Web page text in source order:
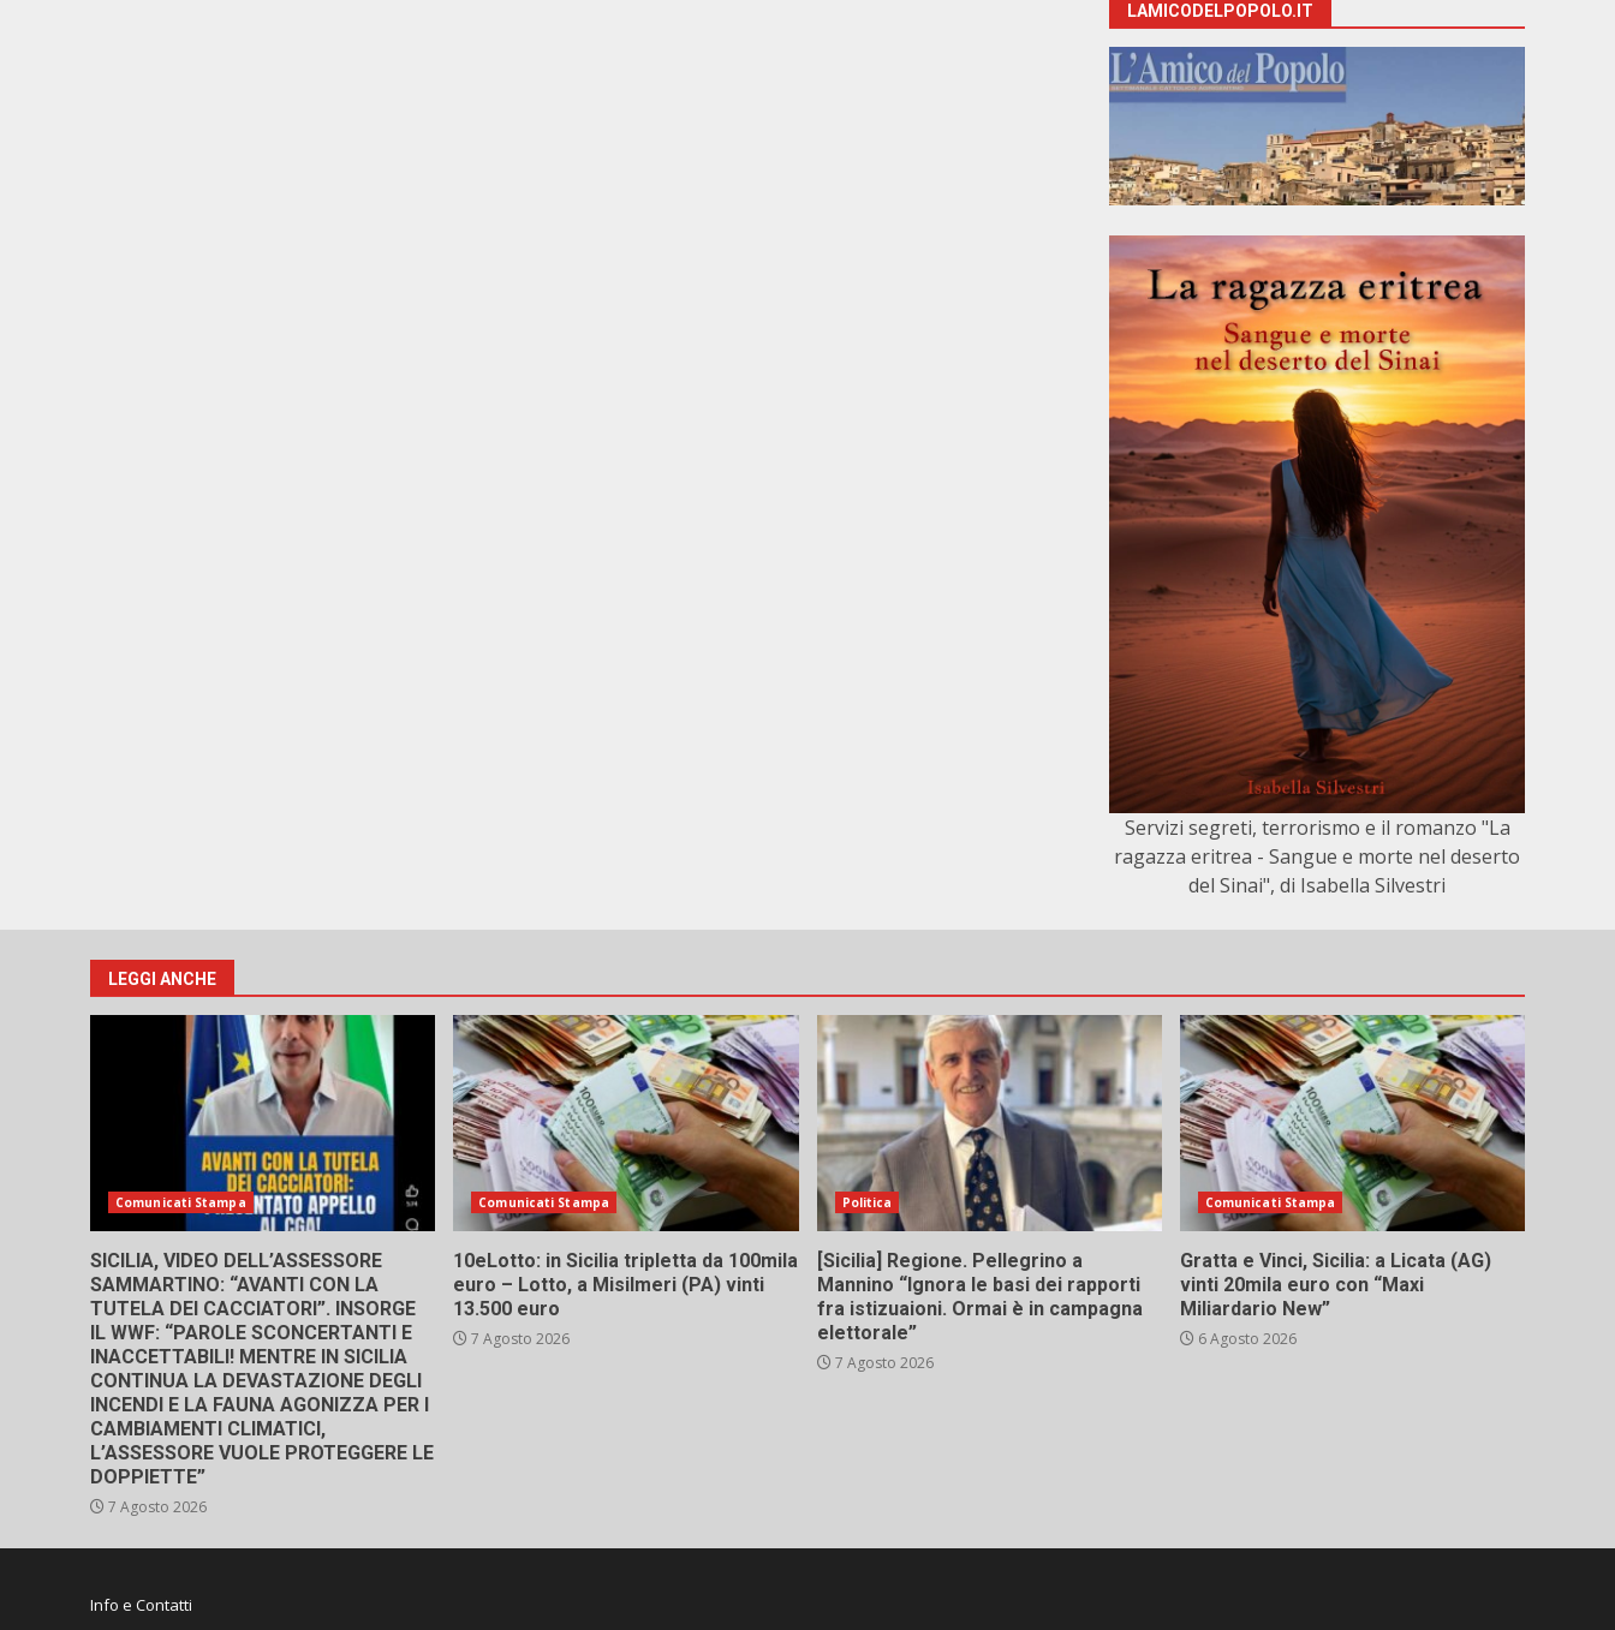
LAMICODELPOPOLO.IT
Servizi segreti, terrorismo e il romanzo "La
ragazza eritrea - Sangue e morte nel deserto
del Sinai", di Isabella Silvestri
LEGGI ANCHE
Comunicati Stampa
SICILIA, VIDEO DELL’ASSESSORE
SAMMARTINO: “AVANTI CON LA
TUTELA DEI CACCIATORI”. INSORGE
IL WWF: “PAROLE SCONCERTANTI E
INACCETTABILI! MENTRE IN SICILIA
CONTINUA LA DEVASTAZIONE DEGLI
INCENDI E LA FAUNA AGONIZZA PER I
CAMBIAMENTI CLIMATICI,
L’ASSESSORE VUOLE PROTEGGERE LE
DOPPIETTE”
7 Agosto 2026
Comunicati Stampa
10eLotto: in Sicilia tripletta da 100mila
euro – Lotto, a Misilmeri (PA) vinti
13.500 euro
7 Agosto 2026
Politica
[Sicilia] Regione. Pellegrino a
Mannino “Ignora le basi dei rapporti
fra istizuaioni. Ormai è in campagna
elettorale”
7 Agosto 2026
Comunicati Stampa
Gratta e Vinci, Sicilia: a Licata (AG)
vinti 20mila euro con “Maxi
Miliardario New”
6 Agosto 2026
Info e Contatti